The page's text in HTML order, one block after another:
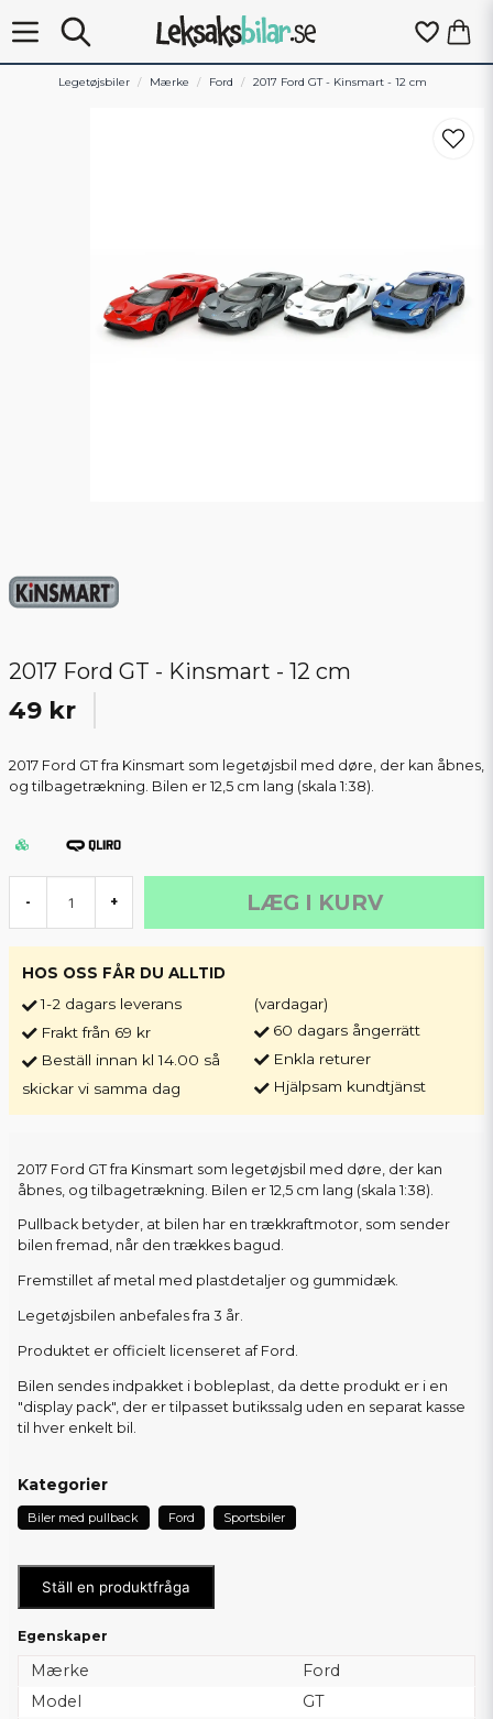
Legetøjsbiler Mærke Ford 2017 Ford GT - Kinsmart - 12 cm
2017 Ford GT - Kinsmart - 12 cm
49 kr
2017 Ford GT fra Kinsmart som legetøjsbil med døre, der kan åbnes,
og tilbagetrækning. Bilen er 12,5 cm lang (skala 1:38).
- + LÆG I KURV
HOS OSS FÅR DU ALLTID
1-2 dagars leverans
Frakt från 69 kr
Beställ innan kl 14.00 så
skickar vi samma dag
(vardagar)
60 dagars ångerrätt
Enkla returer
Hjälpsam kundtjänst
2017 Ford GT fra Kinsmart som legetøjsbil med døre, der kan
åbnes, og tilbagetrækning. Bilen er 12,5 cm lang (skala 1:38).
Pullback betyder, at bilen har en trækkraftmotor, som sender
bilen fremad, når den trækkes bagud.
Fremstillet af metal med plastdetaljer og gummidæk.
Legetøjsbilen anbefales fra 3 år.
Produktet er officielt licenseret af Ford.
Bilen sendes indpakket i bobleplast, da dette produkt er i en
"display pack", der er tilpasset butikssalg uden en separat kasse
til hver enkelt bil.
Kategorier
Biler med pullback Ford Sportsbiler
Ställ en produktfråga
Egenskaper
Mærke
Ford
Model
GT